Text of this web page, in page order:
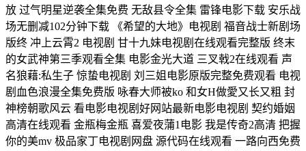
放 过气明星逆袭全集免费 无敌县令全集 雷锋电影下载 安乐战
场无删减102分钟下载 《希望的大地》电视剧 福音战士新剧场
版终 冲上云霄2 电视剧 甘十九妹电视剧在线观看完整版 终末
的女武神第三季观看全集 电影金光大道 三叉戟2在线观看 声
名狼藉:私生子 惊蛰电视剧 刘三姐电影原版完整免费观看 电视
剧血色浪漫全集免费版 咏春大师被ko 和女H做愛又长又粗 封
神榜朝歌风云 看电影电视剧好网站最新电影电视剧 契约婚姻
高清在线观看 金瓶梅金瓶 喜爱夜蒲1电影 我是传奇2高清 把握
你的美mv 极品家丁电视剧网盘 源代码在线观看 一路向西免费